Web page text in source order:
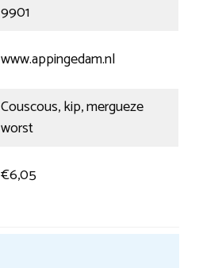
9901
www.appingedam.nl
Couscous, kip, mergueze
worst
€6,05